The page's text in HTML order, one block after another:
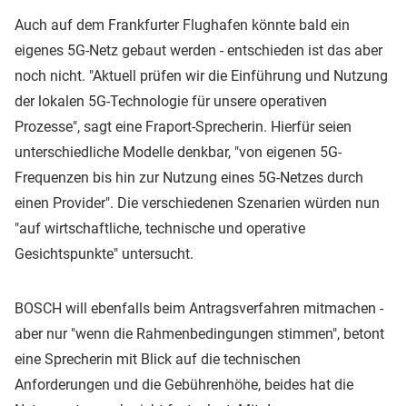
Auch auf dem Frankfurter Flughafen könnte bald ein
eigenes 5G-Netz gebaut werden - entschieden ist das aber
noch nicht. "Aktuell prüfen wir die Einführung und Nutzung
der lokalen 5G-Technologie für unsere operativen
Prozesse", sagt eine Fraport-Sprecherin. Hierfür seien
unterschiedliche Modelle denkbar, "von eigenen 5G-
Frequenzen bis hin zur Nutzung eines 5G-Netzes durch
einen Provider". Die verschiedenen Szenarien würden nun
"auf wirtschaftliche, technische und operative
Gesichtspunkte" untersucht.
BOSCH will ebenfalls beim Antragsverfahren mitmachen -
aber nur "wenn die Rahmenbedingungen stimmen", betont
eine Sprecherin mit Blick auf die technischen
Anforderungen und die Gebührenhöhe, beides hat die